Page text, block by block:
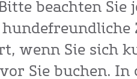
beachten Sie
wenn Sie sich
Sie buchen. In